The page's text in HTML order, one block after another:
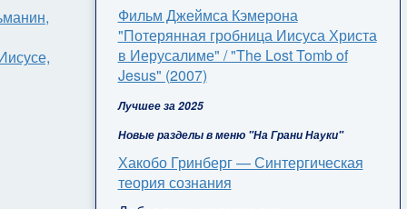
Фильм Джеймса Кэмерона
"Потерянная гробница Иисуса Христа
в Иерусалиме" / "The Lost Tomb of
Jesus" (2007)
Лучшее за 2025
Новые разделы в меню "На Грани Науки"
Хакобо Гринберг — Синтергическая
теория сознания